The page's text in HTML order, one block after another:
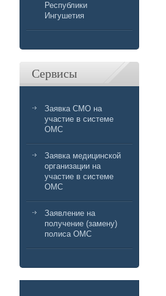
Республики
Ингушетия
Сервисы
Заявка СМО на
участие в системе
ОМС
Заявка медицинской
организации на
участие в системе
ОМС
Заявление на
получение (замену)
полиса ОМС